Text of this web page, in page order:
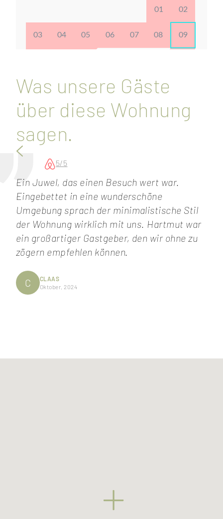
Was unsere Gäste
über diese Wohnung
sagen.
5/5
Ein Juwel, das einen Besuch wert war.
Eingebettet in eine wunderschöne
Umgebung sprach der minimalistische Stil
der Wohnung wirklich mit uns. Hartmut war
ein großartiger Gastgeber, den wir ohne zu
zögern empfehlen können.
C
CLAAS
Oktober, 2024